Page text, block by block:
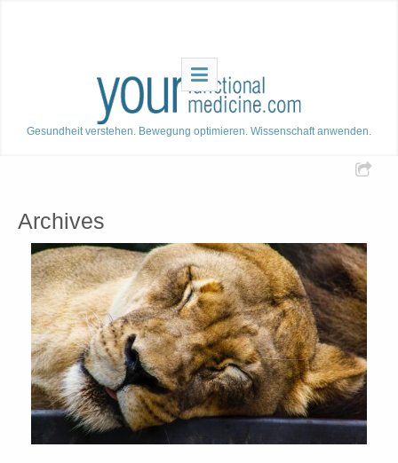
Gesundheit verstehen. Bewegung optimieren. Wissenschaft anwenden.
Archives